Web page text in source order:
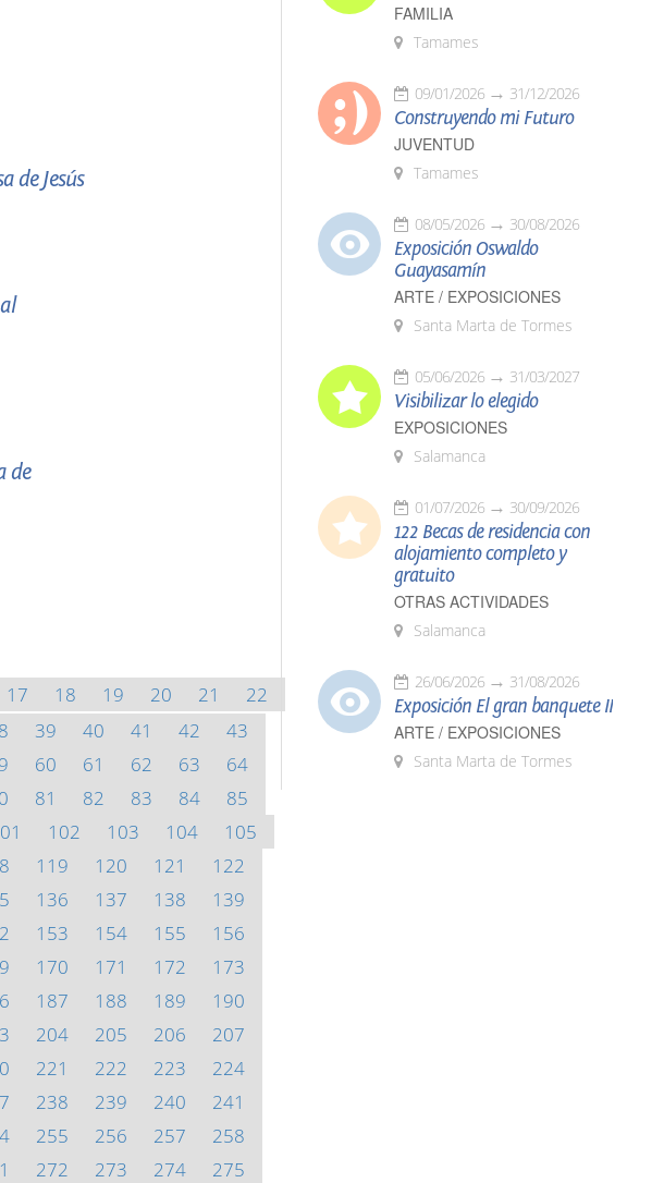
de Jesús
de
17 18 19 20 21
22
39 40 41 42
43
60 61 62 63
64
81 82 83 84
85
102 103 104
105
119 120 121
122
136 137 138
139
153 154 155
156
170 171 172
173
187 188 189
190
204 205 206
207
221 222 223
224
238 239 240
241
255 256 257
258
272 273 274 275
FAMILIA
Tamames
09/01/2026 31/12/2026
Construyendo mi Futuro
JUVENTUD
Tamames
08/05/2026 30/08/2026
Exposición Oswaldo
Guayasamín
ARTE / EXPOSICIONES
Santa Marta de Tormes
05/06/2026 31/03/2027
Visibilizar lo elegido
EXPOSICIONES
Salamanca
01/07/2026 30/09/2026
122 Becas de residencia con
alojamiento completo y
gratuito
OTRAS ACTIVIDADES
Salamanca
26/06/2026 31/08/2026
Exposición El gran banquete II
ARTE / EXPOSICIONES
Santa Marta de Tormes